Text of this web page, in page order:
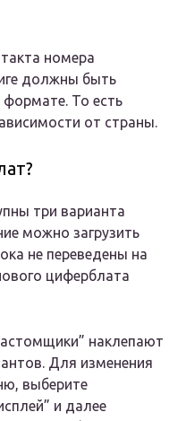
номера
должны быть
То есть
от страны.
три варианта
можно загрузить
не переведены на
циферблата
наклепают
Для изменения
выберите
и далее